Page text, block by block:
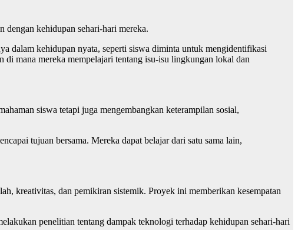
dengan kehidupan sehari-hari mereka.
dalam kehidupan nyata, seperti siswa diminta untuk mengidentifikasi
di mana mereka mempelajari tentang isu-isu lingkungan lokal dan
siswa tetapi juga mengembangkan keterampilan sosial,
tujuan bersama. Mereka dapat belajar dari satu sama lain,
kreativitas, dan pemikiran sistemik. Proyek ini memberikan kesempatan
penelitian tentang dampak teknologi terhadap kehidupan sehari-hari